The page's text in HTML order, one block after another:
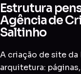
Estrutura
Agência de
Saltinho
A criação de site da
arquitetura: